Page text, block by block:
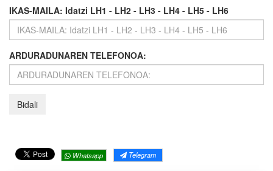
IKAS-MAILA: Idatzi LH1 - LH2 - LH3 - LH4 - LH5 - LH6
ARDURADUNAREN TELEFONOA:
Whatsapp Telegram